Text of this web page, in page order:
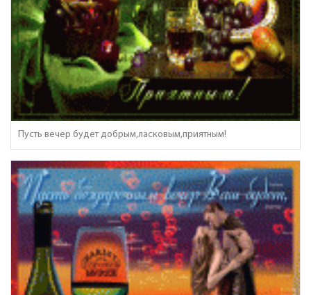
Пусть вечер будет добрым,ласковым,приятным!